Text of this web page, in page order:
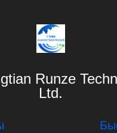
Runze
Ltd.